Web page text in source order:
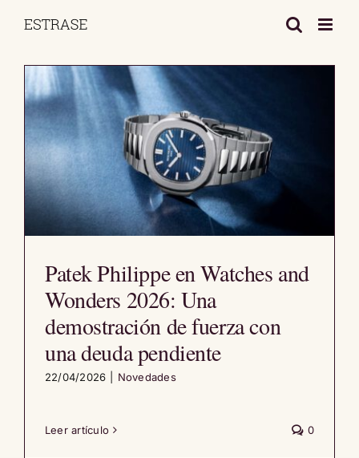
Patek Philippe en Watches and
Wonders 2026: Una
demostración de fuerza con
una deuda pendiente
22/04/2026 Novedades
Leer artículo 0